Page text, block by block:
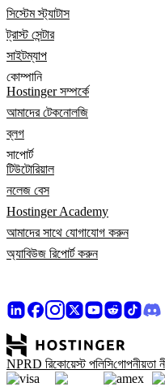
সিস্টেম স্ট্যাটাস
ট্রাস্ট সেন্টার
সাইটম্যাপ
কোম্পানি
Hostinger সম্পর্কে
আমাদের টেকনোলজি
ব্লগ
সাপোর্ট
টিউটোরিয়াল
নলেজ বেস
Hostinger Academy
আমাদের সাথে যোগাযোগ করুন
অ্যাবিউজ রিপোর্ট করুন
NPRD রিকোয়েস্ট পলিসিগোপনীয়তা